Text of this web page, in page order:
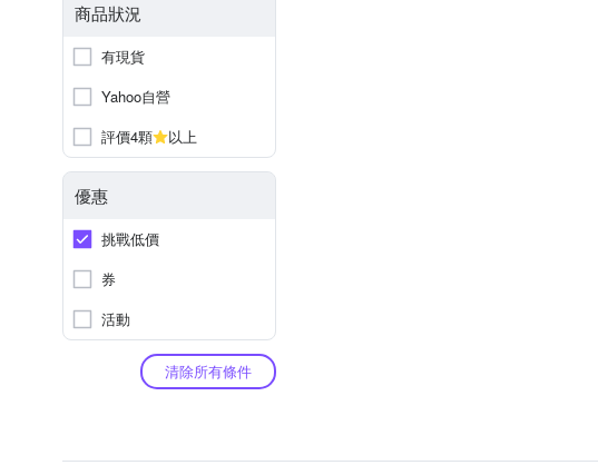
商品狀況
有現貨
Yahoo自營
評價4顆
以上
優惠
挑戰低價
券
活動
清除所有條件